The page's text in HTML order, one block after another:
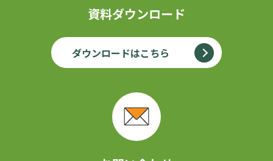
資料ダウンロード
ダウンロードはこちら